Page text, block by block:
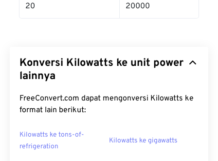
20 20000
Konversi Kilowatts ke unit power
lainnya
FreeConvert.com dapat mengonversi Kilowatts ke
format lain berikut:
Kilowatts ke tons-of-
refrigeration
Kilowatts ke gigawatts